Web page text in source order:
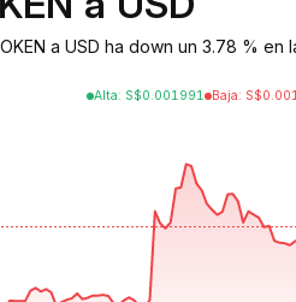
a USD ha down un 3.78 %
Alta: S$0.001991 Baja: S$